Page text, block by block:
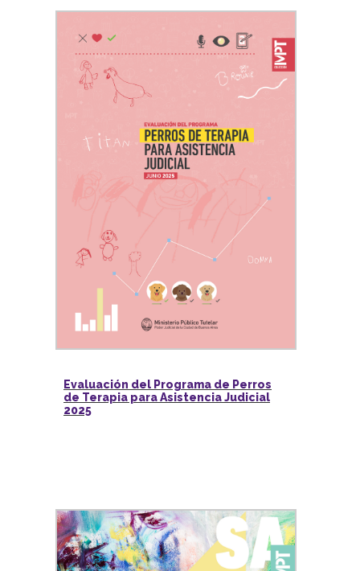
Evaluación del Programa de Perros
de Terapia para Asistencia Judicial
2025